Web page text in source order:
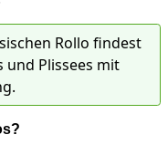
Rollo findest
und Plissees mit